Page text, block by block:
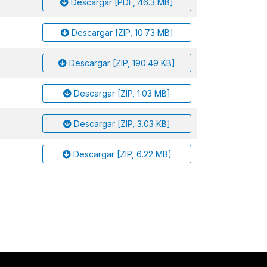
Descargar [ZIP, 10.73 MB]
Descargar [ZIP, 190.49 KB]
Descargar [ZIP, 1.03 MB]
Descargar [ZIP, 3.03 KB]
Descargar [ZIP, 6.22 MB]